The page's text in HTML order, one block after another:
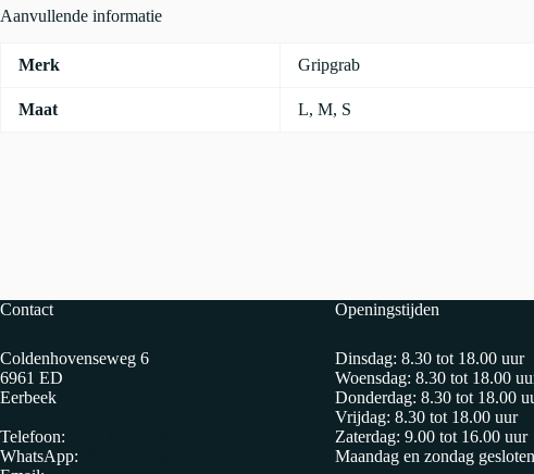
Aanvullende informatie
Merk Gripgrab
Maat L, M, S
Contact
Coldenhovenseweg 6
6961 ED
Eerbeek
Telefoon:
WhatsApp:
Openingstijden
Dinsdag: 8.30 tot 18.00 uur
Woensdag: 8.30 tot 18.00
Donderdag: 8.30 tot 18.00
Vrijdag: 8.30 tot 18.00 uur
Zaterdag: 9.00 tot 16.00 uur
Maandag en zondag gesloten